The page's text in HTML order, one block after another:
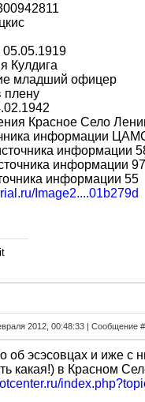
Кулдига
младший офицер
плену
Красное Село
информации
информации
информации
информации 55
Image2....01b279d
2012, 00:48:33 | Сообщение #
об эсэсовцах и иже с
какая!) в Красном